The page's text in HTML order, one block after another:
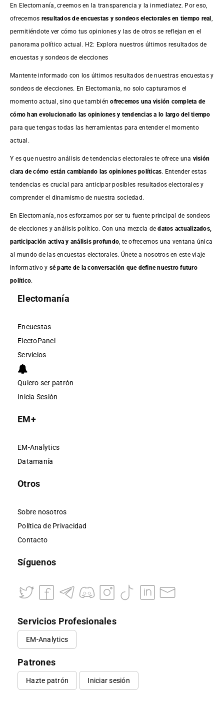
En Electomanía, creemos en la transparencia y la inmediatez. Por eso,
ofrecemos resultados deencuestas y sondeos electorales en tiempo real
permitiéndote ver cómo tus opiniones y las de otros se reflejan en el
panorama político actual. H2: Explora nuestros últimos resultados de
encuestas y sondeos de elecciones
Mantente informado con los últimos resultados de nuestras encuestasy
sondeos de elecciones. En Electomania, no solo capturamos el
momento actual, sino que tambiénofrecemos una visión completa de
cómo han evolucionado las opiniones y tendencias a lo largo del tiempo
para que tengas todas las herramientas para entender el momento
actual.
Y es que nuestro análisis de tendencias electorales te ofrece una visión
clara de cómo están cambiando las opiniones políticas. Entender estas
tendencias es crucial para anticipar posibles resultados electorales y
comprender el dinamismo de nuestra sociedad.
En Electomanía, nos esforzamos por ser tu fuente principal de sondeos
de elecciones y análisis político. Con una mezcla dedatos actualizados,
participación activa y análisis profundo , te ofrecemos una ventana única
al mundo de las encuestas electorales. Únete a nosotros en este viaje
informativo y sé parte de la conversación que define nuestro futuro
político.
Electomanía
Encuestas
ElectoPanel
Servicios
Quiero ser patrón
Inicia Sesión
EM+
EM-Analytics
Datamanía
Otros
Sobre nosotros
Política de Privacidad
Contacto
Síguenos
Servicios Profesionales
EM-Analytics
Patrones
Hazte patrón Iniciar sesión